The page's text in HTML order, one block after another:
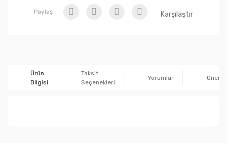
Paylaş : Karşılaştır
Ürün
Bilgisi
Taksit
Seçenekleri
Yorumlar